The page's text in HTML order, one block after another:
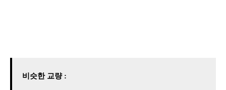
비슷한 교량 :